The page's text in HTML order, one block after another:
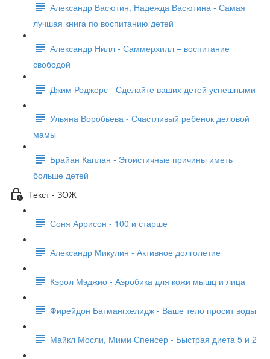
Александр Васютин, Надежда Васютина - Самая
лучшая книга по воспитанию детей
Александр Нилл - Саммерхилл – воспитание
свободой
Джим Роджерс - Сделайте ваших детей успешными
Ульяна Воробьева - Счастливый ребенок деловой
мамы
Брайан Каплан - Эгоистичные причины иметь
больше детей
Текст - ЗОЖ
Соня Аррисон - 100 и старше
Александр Микулин - Активное долголетие
Кэрол Мэджио - Аэробика для кожи мышц и лица
Фирейдон Батмангхелидж - Ваше тело просит воды
Майкл Мосли, Мими Спенсер - Быстрая диета 5 и 2